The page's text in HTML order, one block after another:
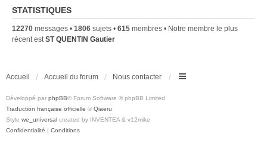
STATISTIQUES
12270 messages • 1806 sujets • 615 membres • Notre membre le plus
récent est ST QUENTIN Gautier
Accueil Accueil du forum Nous contacter
Développé par phpBB® Forum Software © phpBB Limited
Traduction française officielle © Qiaeru
Style we_universal created by INVENTEA & v12mike
Confidentialité | Conditions